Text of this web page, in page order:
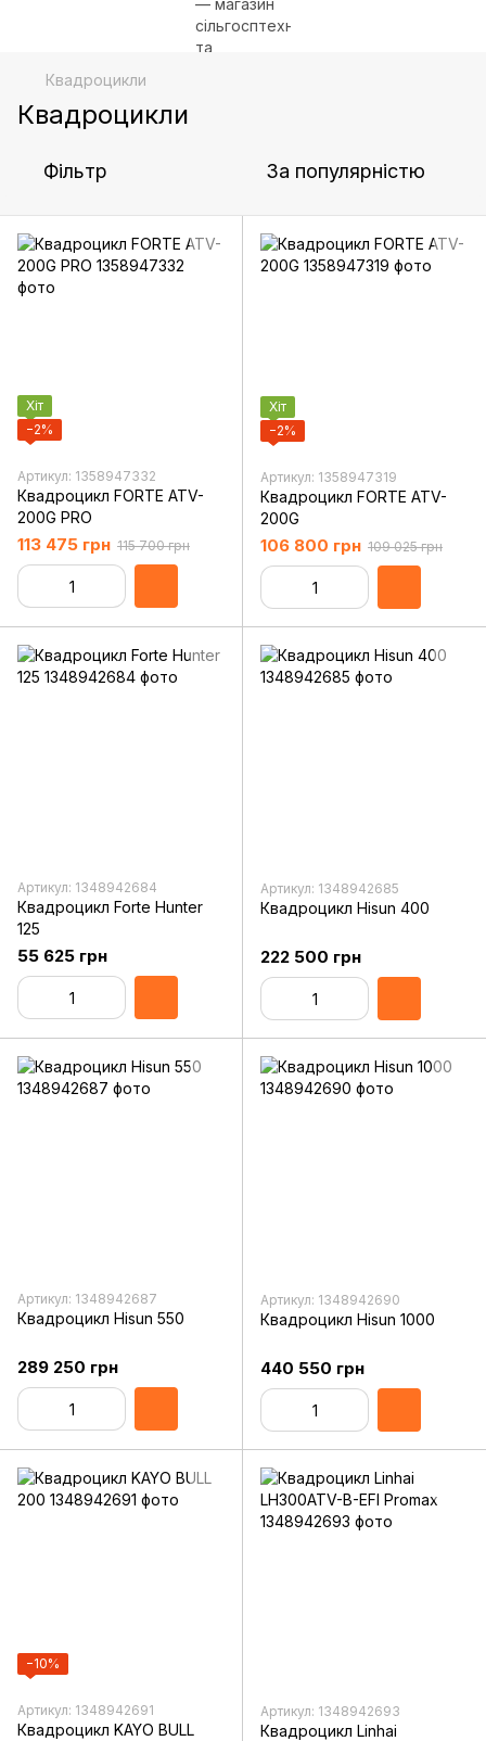
Квадроцикли
Квадроцикли
Фільтр За популярністю
Хіт
−2%
Артикул: 1358947332
Квадроцикл FORTE ATV-
200G PRO
113 475 грн 115 700 грн
Хіт
−2%
Артикул: 1358947319
Квадроцикл FORTE ATV-
200G
106 800 грн 109 025 грн
Артикул: 1348942684
Квадроцикл Forte Hunter
125
55 625 грн
Артикул: 1348942685
Квадроцикл Hisun 400
222 500 грн
Артикул: 1348942687
Квадроцикл Hisun 550
289 250 грн
Артикул: 1348942690
Квадроцикл Hisun 1000
440 550 грн
−10%
Артикул: 1348942691
Квадроцикл KAYO BULL
Артикул: 1348942693
Квадроцикл Linhai